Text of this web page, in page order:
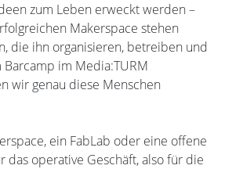
zum Leben erweckt werden –
Makerspace stehen
die ihn organisieren, betreiben und
im Media:TURM
wir genau diese Menschen
ein FabLab oder eine offene
das operative Geschäft, also für die